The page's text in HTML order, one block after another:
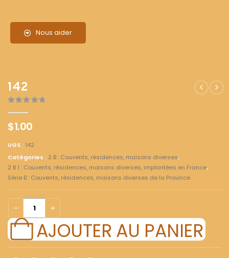
Nous aider
142
$1.00
UGS : 142
Catégories : 2 B : Couvents, résidences, maisons diverses,
2 B 1 : Couvents, résidences, maisons diverses, implantées en France,
Série B : Couvents, résidences, maisons diverses de la Province
AJOUTER AU PANIER